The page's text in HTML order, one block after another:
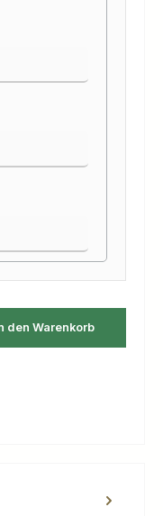
den Warenkorb